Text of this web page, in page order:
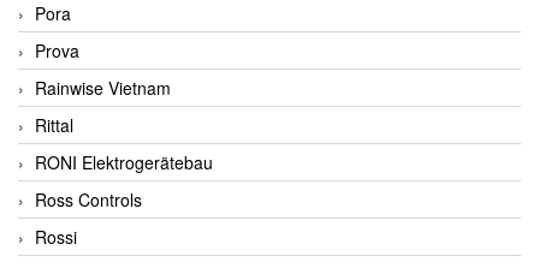
Pora
Prova
Rainwise Vietnam
Rittal
RONI Elektrogerätebau
Ross Controls
Rossi